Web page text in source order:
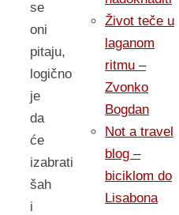
se
oni
pitaju,
logično
je
da
će
izabrati
šah
i
Život teče u
laganom
ritmu –
Zvonko
Bogdan
Not a travel
blog –
biciklom do
Lisabona